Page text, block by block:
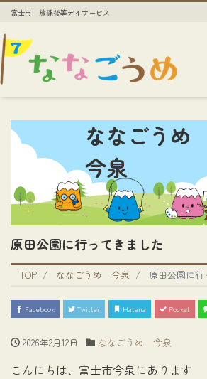
富士市 放課後等デイサービス
ななごうめ
今泉
原田公園に行ってきました
TOP ななごうめ 今泉 原田公園に
Facebook Twitter Hatena Pocket
2026年2月12日 ななごうめ 今泉
こんにちは、富士市今泉にあります